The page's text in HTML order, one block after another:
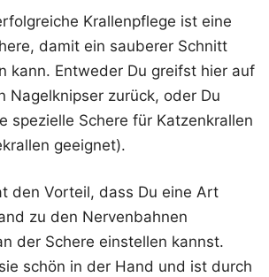
Krallenpflege ist eine
damit ein sauberer Schnitt
kann. Entweder Du greifst hier auf
Nagelknipser zurück, oder Du
spezielle Schere für Katzenkrallen
geeignet).
den Vorteil, dass Du eine Art
zu den Nervenbahnen
der Schere einstellen kannst.
schön in der Hand und ist durch